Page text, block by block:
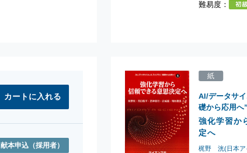
難易度：
献本申込 （採用者）
強化学習か
定へ
AI/データサ
礎から応用へ”
梶野 洸(日本ア
紙